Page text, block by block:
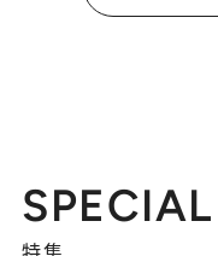
SPECIAL